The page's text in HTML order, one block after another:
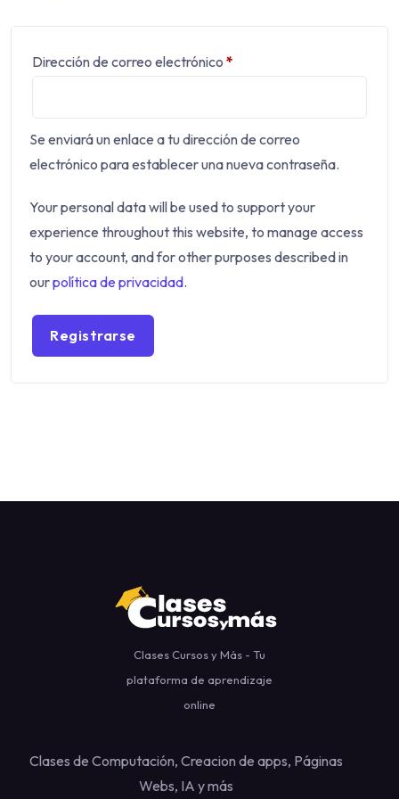
Dirección de correo electrónico *
Se enviará un enlace a tu dirección de correo
electrónico para establecer una nueva contraseña.
Your personal data will be used to support your
experience throughout this website, to manage access
to your account, and for other purposes described in
ourpolítica de privacidad.
Registrarse
Clases Cursos y Más - Tu
plataforma de aprendizaje
online
Clases de Computación, Creacion de apps, Páginas
Webs, IA y más